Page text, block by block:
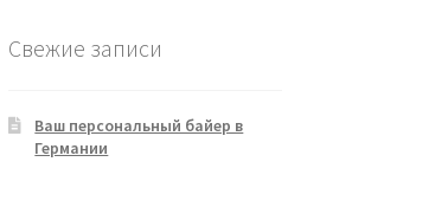
Свежие записи
Ваш персональный байер в
Германии